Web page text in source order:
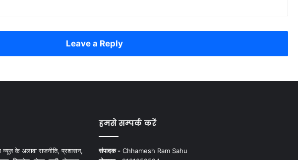
Leave a Reply
न्यूज़ के अलावा राजनीति, प्रशासन,
हमसे सम्पर्क करें
संपादक -Chhamesh Ram Sahu